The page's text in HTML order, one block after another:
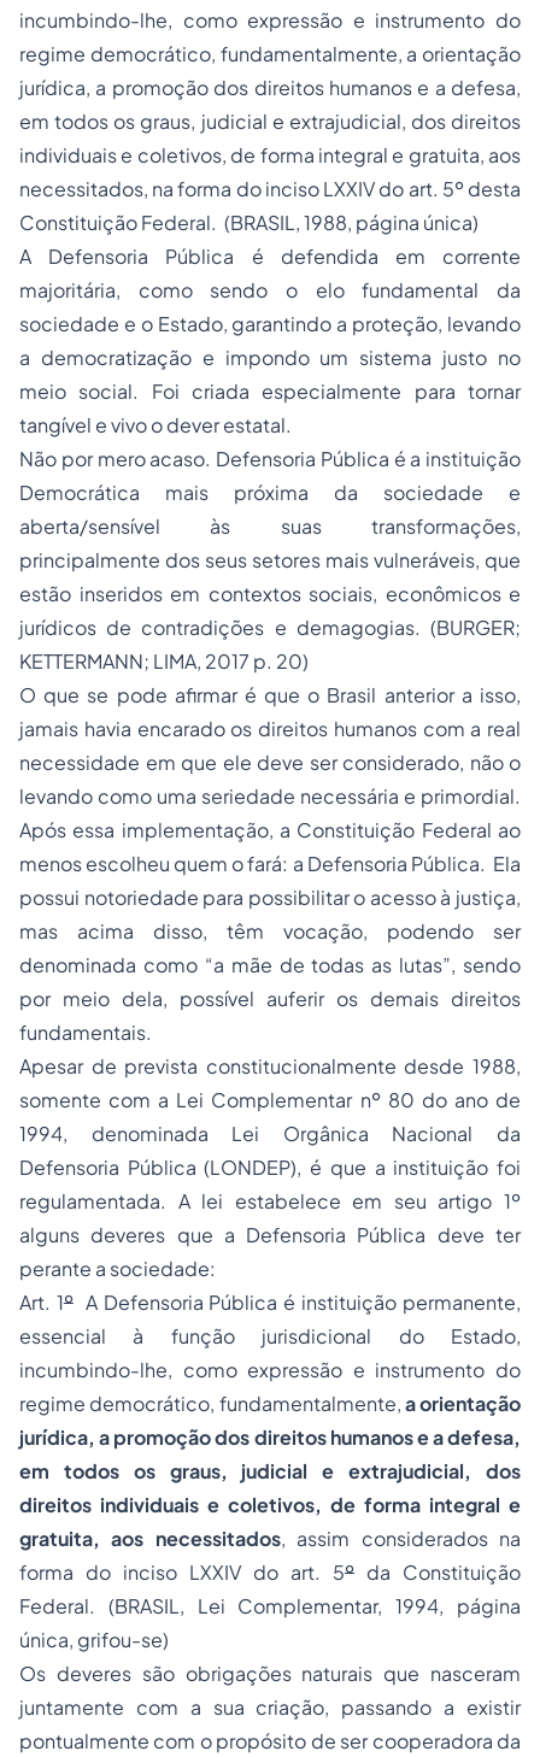
incumbindo-lhe, como expressão e instrumento do
regime democrático, fundamentalmente, a orientação
jurídica, a promoção dos direitos humanos e a defesa,
em todos os graus, judicial e extrajudicial, dos direitos
individuais e coletivos, de forma integral e gratuita, aos
necessitados, na forma do inciso LXXIV do art. 5º desta
Constituição Federal. (BRASIL, 1988, página única)
A Defensoria Pública é defendida em corrente
majoritária, como sendo o elo fundamental da
sociedade e o Estado, garantindo a proteção, levando
a democratização e impondo um sistema justo no
meio social. Foi criada especialmente para tornar
tangível e vivo o dever estatal.
Não por mero acaso. Defensoria Pública é a instituição
Democrática mais próxima da sociedade e
aberta/sensível às suas transformações,
principalmente dos seus setores mais vulneráveis, que
estão inseridos em contextos sociais, econômicos e
jurídicos de contradições e demagogias. (BURGER;
KETTERMANN; LIMA, 2017 p. 20)
O que se pode afirmar é que o Brasil anterior a isso,
jamais havia encarado os direitos humanos com a real
necessidade em que ele deve ser considerado, não o
levando como uma seriedade necessária e primordial.
Após essa implementação, a Constituição Federal ao
menos escolheu quem o fará: a Defensoria Pública. Ela
possui notoriedade para possibilitar o acesso à justiça,
mas acima disso, têm vocação, podendo ser
denominada como “a mãe de todas as lutas”, sendo
por meio dela, possível auferir os demais direitos
fundamentais.
Apesar de prevista constitucionalmente desde 1988,
somente com a Lei Complementar nº 80 do ano de
1994, denominada Lei Orgânica Nacional da
Defensoria Pública (LONDEP), é que a instituição foi
regulamentada. A lei estabelece em seu artigo 1º
alguns deveres que a Defensoria Pública deve ter
perante a sociedade:
Art. 1ºA Defensoria Pública é instituição permanente,
essencial à função jurisdicional do Estado,
incumbindo-lhe, como expressão e instrumento do
regime democrático, fundamentalmente,a orientação
jurídica, a promoção dos direitos humanos e a defesa,
em todos os graus, judicial e extrajudicial, dos
direitos individuais e coletivos, de forma integral e
gratuita, aos necessitados, assim considerados na
forma do inciso LXXIV do art. 5º da Constituição
Federal. (BRASIL, Lei Complementar, 1994, página
única, grifou-se)
Os deveres são obrigações naturais que nasceram
juntamente com a sua criação, passando a existir
pontualmente com o propósito de ser cooperadora da